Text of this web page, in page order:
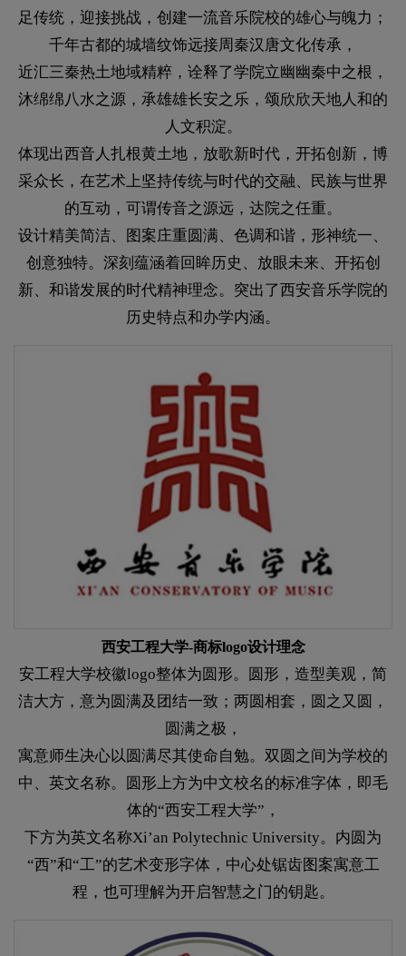
足传统，迎接挑战，创建一流音乐院校的雄心与魄力；
千年古都的城墙纹饰远接周秦汉唐文化传承，
近汇三秦热土地域精粹，诠释了学院立幽幽秦中之根，
沐绵绵八水之源，承雄雄长安之乐，颂欣欣天地人和的
人文积淀。
体现出西音人扎根黄土地，放歌新时代，开拓创新，博
采众长，在艺术上坚持传统与时代的交融、民族与世界
的互动，可谓传音之源远，达院之任重。
设计精美简洁、图案庄重圆满、色调和谐，形神统一、
创意独特。深刻蕴涵着回眸历史、放眼未来、开拓创
新、和谐发展的时代精神理念。突出了西安音乐学院的
历史特点和办学内涵。
西安工程大学-商标logo设计理念
安工程大学校徽logo整体为圆形。圆形，造型美观，简
洁大方，意为圆满及团结一致；两圆相套，圆之又圆，
圆满之极，
寓意师生决心以圆满尽其使命自勉。双圆之间为学校的
中、英文名称。圆形上方为中文校名的标准字体，即毛
体的“西安工程大学”，
下方为英文名称Xi’an Polytechnic University。内圆为
“西”和“工”的艺术变形字体，中心处锯齿图案寓意工
程，也可理解为开启智慧之门的钥匙。